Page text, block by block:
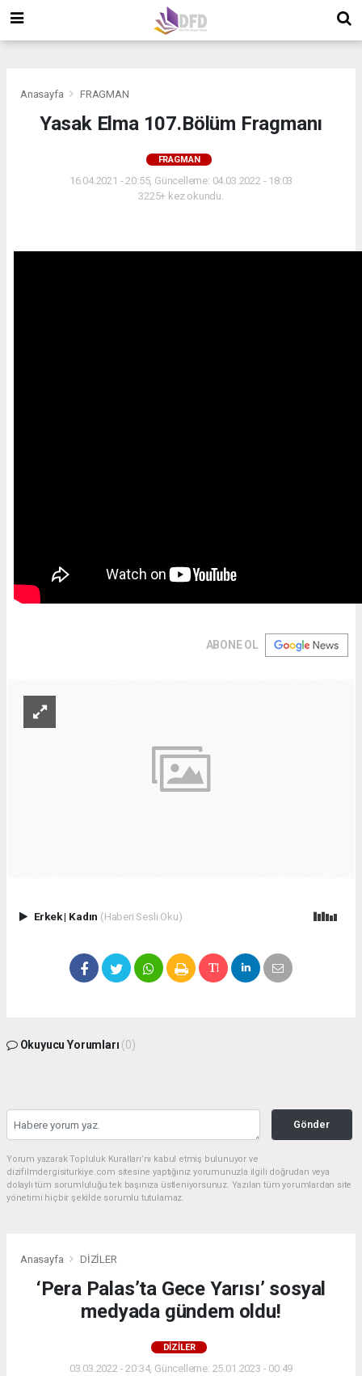
Anasayfa FRAGMAN
Yasak Elma 107.Bölüm Fragmanı
FRAGMAN
16.04.2021 - 20:55, Güncelleme: 04.03.2022 - 18:03
3225+ kez okundu.
ABONE OL
Erkek| Kadın (Haberi Sesli Oku)
Okuyucu Yorumları (0)
Gönder
Yorum yazarak Topluluk Kuralları’nı kabul etmiş bulunuyor ve
dizifilmdergisiturkiye.com sitesine yaptığınız yorumunuzla ilgili doğrudan veya
dolaylı tüm sorumluluğu tek başınıza üstleniyorsunuz. Yazılan tüm yorumlardan site
yönetimi hiçbir şekilde sorumlu tutulamaz.
Anasayfa DİZİLER
‘Pera Palas’ta Gece Yarısı’ sosyal
medyada gündem oldu!
DİZİLER
03.03.2022 - 20:34, Güncelleme: 25.01.2023 - 00:49